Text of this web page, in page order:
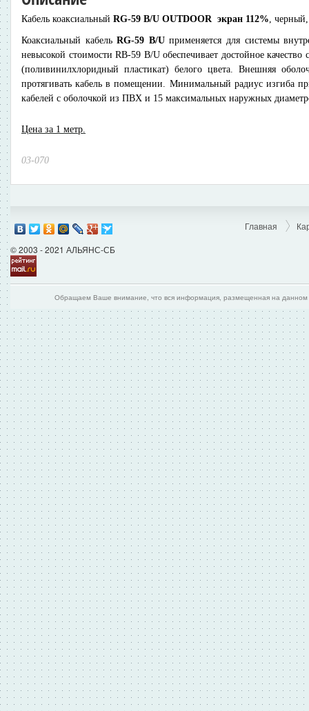
Кабель коаксиальный RG-59 B/U OUTDOOR экран 112% ,
Коаксиальный кабельRG-59 B/Uприменяется для системы
невысокой стоимости RB-59 B/U обеспечивает достойное
(поливинилхлоридный пластикат) белого цвета. Внешняя
протягивать кабель в помещении. Минимальный радиус изгиба
кабелей с оболочкой из ПВХ и 15 максимальных наружных
Цена за 1 метр.
03-070
© 2003 - 2021 АЛЬЯНС-СБ
Главная
Обращаем Ваше внимание, что вся информация, размещенная на данном